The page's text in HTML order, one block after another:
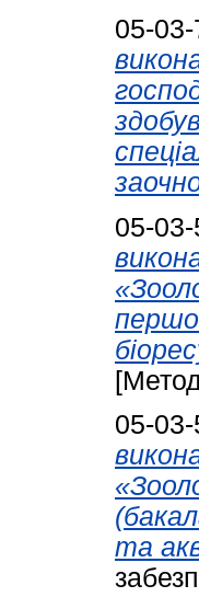
05-03-
05-03-
05-03-
та